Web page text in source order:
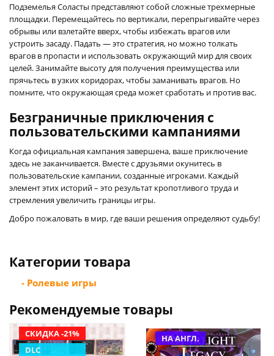
Подземелья Соласты представляют собой сложные трехмерные
площадки. Перемещайтесь по вертикали, перепрыгивайте через
обрывы или взлетайте вверх, чтобы избежать врагов или
устроить засаду. Падать — это стратегия, но можно толкать
врагов в пропасти и использовать окружающий мир для своих
целей. Занимайте высоту для получения преимущества или
прячьтесь в узких коридорах, чтобы заманивать врагов. Но
помните, что окружающая среда может сработать и против вас.
Безграничные приключения с
пользовательскими кампаниями
Когда официальная кампания завершена, ваше приключение
здесь не заканчивается. Вместе с друзьями окунитесь в
пользовательские кампании, созданные игроками. Каждый
элемент этих историй – это результат кропотливого труда и
стремления увеличить границы игры.
Добро пожаловать в мир, где ваши решения определяют судьбу!
Категории товара
- Ролевые игры
Рекомендуемые товары
СКИДКА -21%
DLC
НА АНГЛ.